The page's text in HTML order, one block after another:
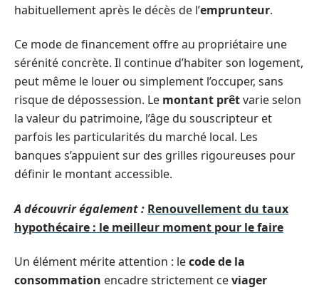
habituellement après le décès de l’emprunteur.
Ce mode de financement offre au propriétaire une
sérénité concrète. Il continue d’habiter son logement,
peut même le louer ou simplement l’occuper, sans
risque de dépossession. Le montant prêtvarie selon
la valeur du patrimoine, l’âge du souscripteur et
parfois les particularités du marché local. Les
banques s’appuient sur des grilles rigoureuses pour
définir le montant accessible.
A découvrir également : Renouvellement du taux
hypothécaire : le meilleur moment pour le faire
Un élément mérite attention : lecode de la
consommation encadre strictement ceviager